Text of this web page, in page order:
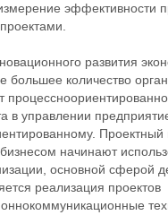
эффективности
развития
большее количество
в управлении
Проектный
начинают
основной сферой
реализация проектов